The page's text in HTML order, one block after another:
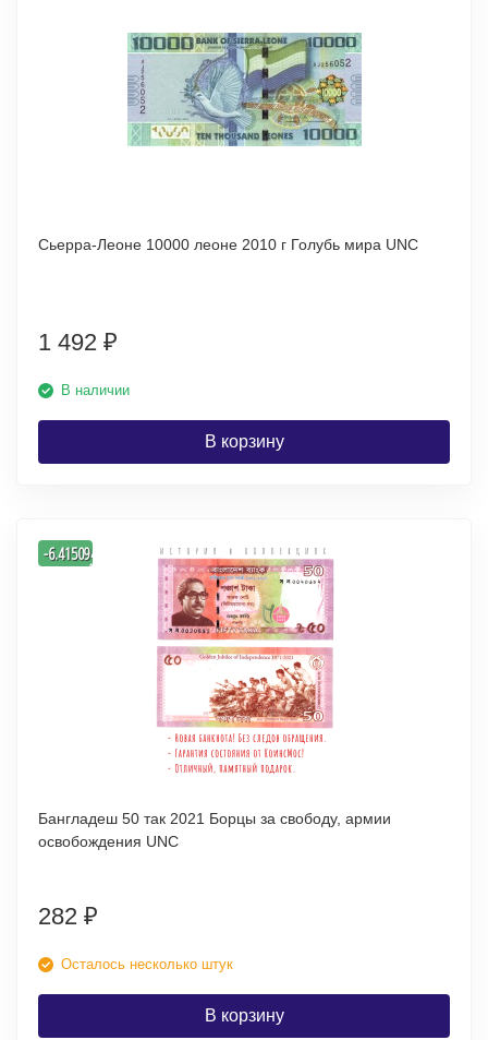
Сьерра-Леоне 10000 леоне 2010 г Голубь мира UNC
1 492 ₽
В наличии
В корзину
-
-6.4150943396226
%
Бангладеш 50 так 2021 Борцы за свободу, армии
освобождения UNC
282 ₽
Осталось несколько штук
В корзину